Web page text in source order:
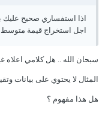
اذا استفساري صحيح عليك
اجل استخراج قيمة متوسط
سبحان الله .. هل كلامي اعلاه
المثال لا يحتوي على بيانات
هل هذا مفهوم ؟